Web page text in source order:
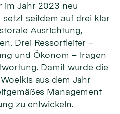
im Jahr 2023 neu
seitdem auf drei klar
Ausrichtung,
Drei Ressortleiter –
und Ökonom – tragen
Damit wurde die
aus dem Jahr
Management
zu entwickeln.